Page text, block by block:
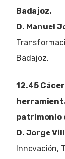
Badajoz.
D. Manuel
Badajoz.
12.45
patrimonio
D. Jorge
Innovación,